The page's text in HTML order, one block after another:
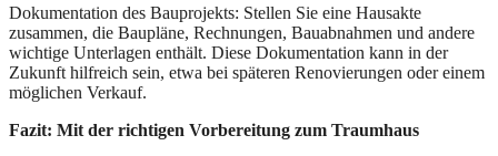
Dokumentation des Bauprojekts: Stellen Sie eine Hausakte
zusammen, die Baupläne, Rechnungen, Bauabnahmen und andere
wichtige Unterlagen enthält. Diese Dokumentation kann in der
Zukunft hilfreich sein, etwa bei späteren Renovierungen oder einem
möglichen Verkauf.
Fazit: Mit der richtigen Vorbereitung zum Traumhaus